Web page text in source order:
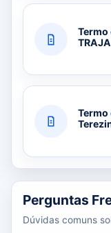
Termo
Termo
Perguntas
Dúvidas comuns